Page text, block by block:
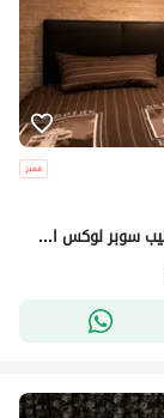
توين هاوس 235م للبيع ريسيل بلوكيشن مميز وتشطيب سوبر لوكس استلام فوري في مراسي بلانكا بالساحل الشمالي - Marassi Blanca in North Coast